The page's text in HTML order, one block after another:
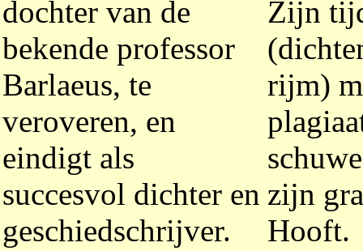
dochter van de
bekende professor
Barlaeus, te
veroveren, en
eindigt als
succesvol dichter en
geschiedschrijver.
Zijn
rijm)
zijn
Hooft.